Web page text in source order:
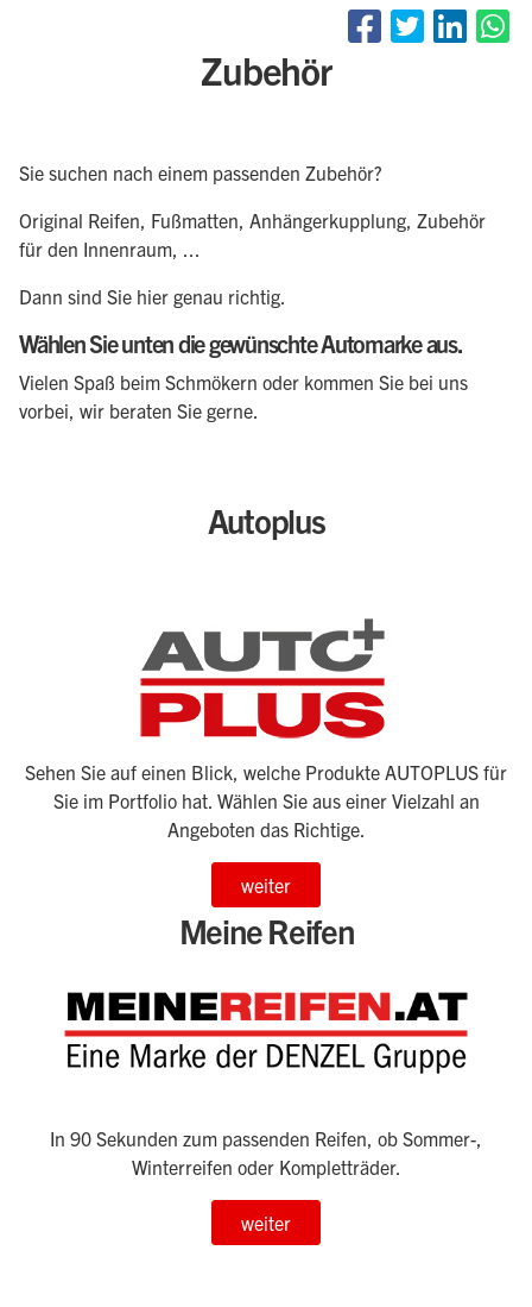
Zubehör
Sie suchen nach einem passenden Zubehör?
Original Reifen, Fußmatten, Anhängerkupplung, Zubehör
für den Innenraum, ...
Dann sind Sie hier genau richtig.
Wählen Sie unten die gewünschte Automarke aus.
Vielen Spaß beim Schmökern oder kommen Sie bei uns
vorbei, wir beraten Sie gerne.
Autoplus
Sehen Sie auf einen Blick, welche Produkte AUTOPLUS für
Sie im Portfolio hat. Wählen Sie aus einer Vielzahl an
Angeboten das Richtige.
weiter
Meine Reifen
In 90 Sekunden zum passenden Reifen, ob Sommer-,
Winterreifen oder Kompletträder.
weiter